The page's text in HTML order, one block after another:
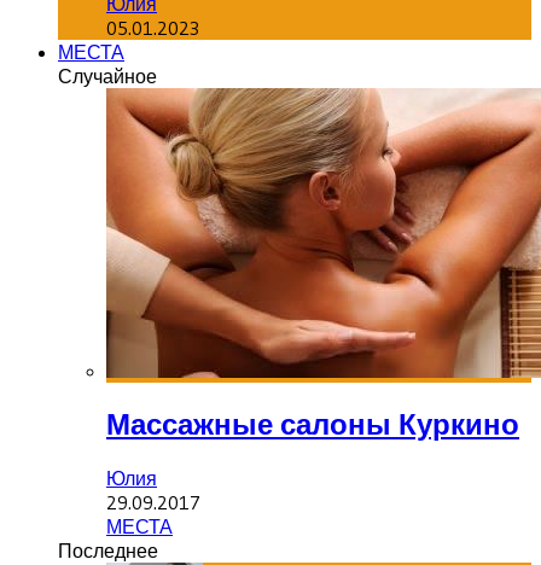
05.01.2023
МЕСТА
Случайное
Массажные салоны Куркино
Юлия
29.09.2017
МЕСТА
Последнее